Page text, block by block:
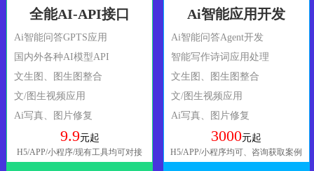
全能AI-API接口
Ai智能问答GPTS应用
国内外各种AI模型API
文生图、图生图整合
文/图生视频应用
Ai写真、图片修复
9.9元起
H5/APP/小程序/现有工具均可对接
Ai智能应用开发
Ai智能问答Agent开发
智能写作诗词应用处理
文生图、图生图整合
文/图生视频应用
Ai写真、图片修复
3000元起
H5/APP/小程序均可、咨询获取案例